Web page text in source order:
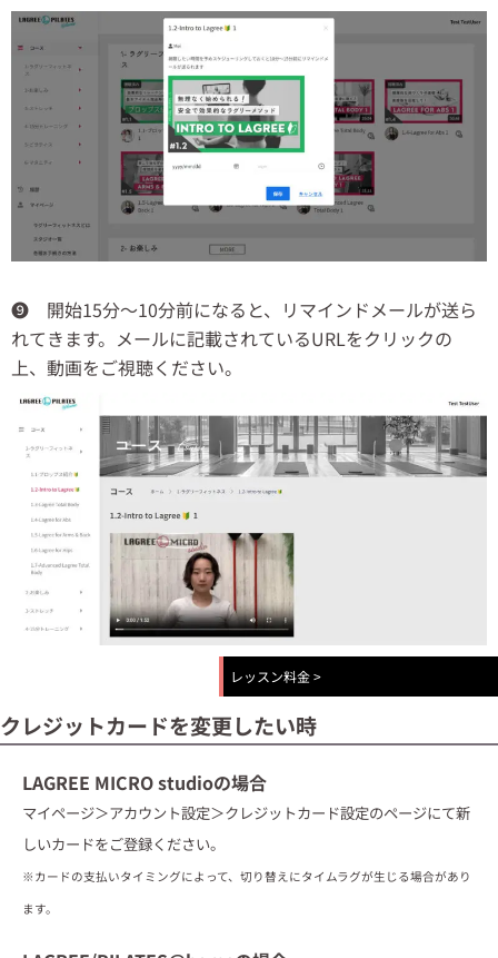
❾ 開始15分～10分前になると、リマインドメールが送ら
れてきます。メールに記載されているURLをクリックの
上、動画をご視聴ください。
レッスン料金>
クレジットカードを変更したい時
LAGREE MICRO studioの場合
マイページ＞アカウント設定＞クレジットカード設定のページにて新
しいカードをご登録ください。
※カードの支払いタイミングによって、切り替えにタイムラグが生じる場合があり
ます。